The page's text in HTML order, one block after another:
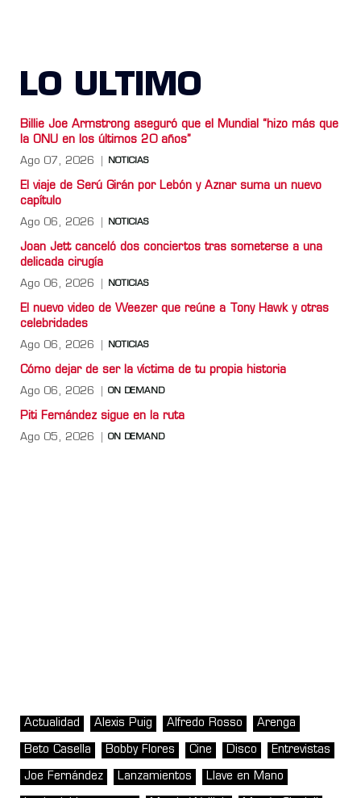
LO ULTIMO
Billie Joe Armstrong aseguró que el Mundial “hizo más que
la ONU en los últimos 20 años”
Ago 07, 2026 NOTICIAS
El viaje de Serú Girán por Lebón y Aznar suma un nuevo
capítulo
Ago 06, 2026 NOTICIAS
Joan Jett canceló dos conciertos tras someterse a una
delicada cirugía
Ago 06, 2026 NOTICIAS
El nuevo video de Weezer que reúne a Tony Hawk y otras
celebridades
Ago 06, 2026 NOTICIAS
Cómo dejar de ser la víctima de tu propia historia
Ago 06, 2026 ON DEMAND
Piti Fernández sigue en la ruta
Ago 05, 2026 ON DEMAND
Actualidad Alexis Puig Alfredo Rosso Arenga
Beto Casella Bobby Flores Cine Disco Entrevistas
Joe Fernández Lanzamientos Llave en Mano